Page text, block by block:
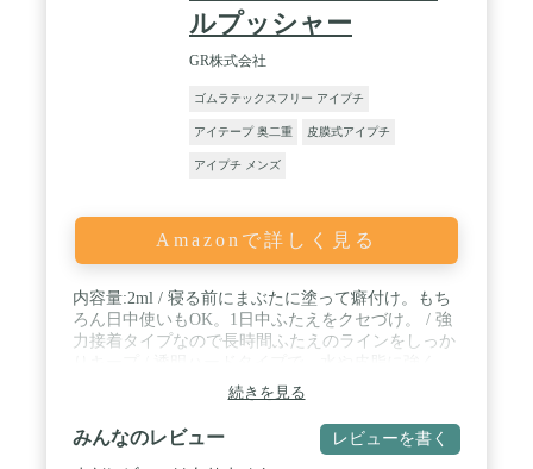
ルプッシャー
GR株式会社
ゴムラテックスフリー アイプチ
アイテープ 奥二重 皮膜式アイプチ
アイプチ メンズ
Amazonで詳しく見る
内容量:2ml / 寝る前にまぶたに塗って癖付け。もち
ろん日中使いもOK。1日中ふたえをクセづけ。 / 強
力接着タイプなので長時間ふたえのラインをしっか
落ちにくい / 0.1㎜の極細筆で細かいところまでふた
えのラインをデザイン / 先端を丸く設計したオリジ
ナルY棒付き、プッシャーとラインを整えるのに便
利なライナーの２Wタイプ / エラスチン・コラーゲ
続きを見る
みんなのレビュー レビューを書く